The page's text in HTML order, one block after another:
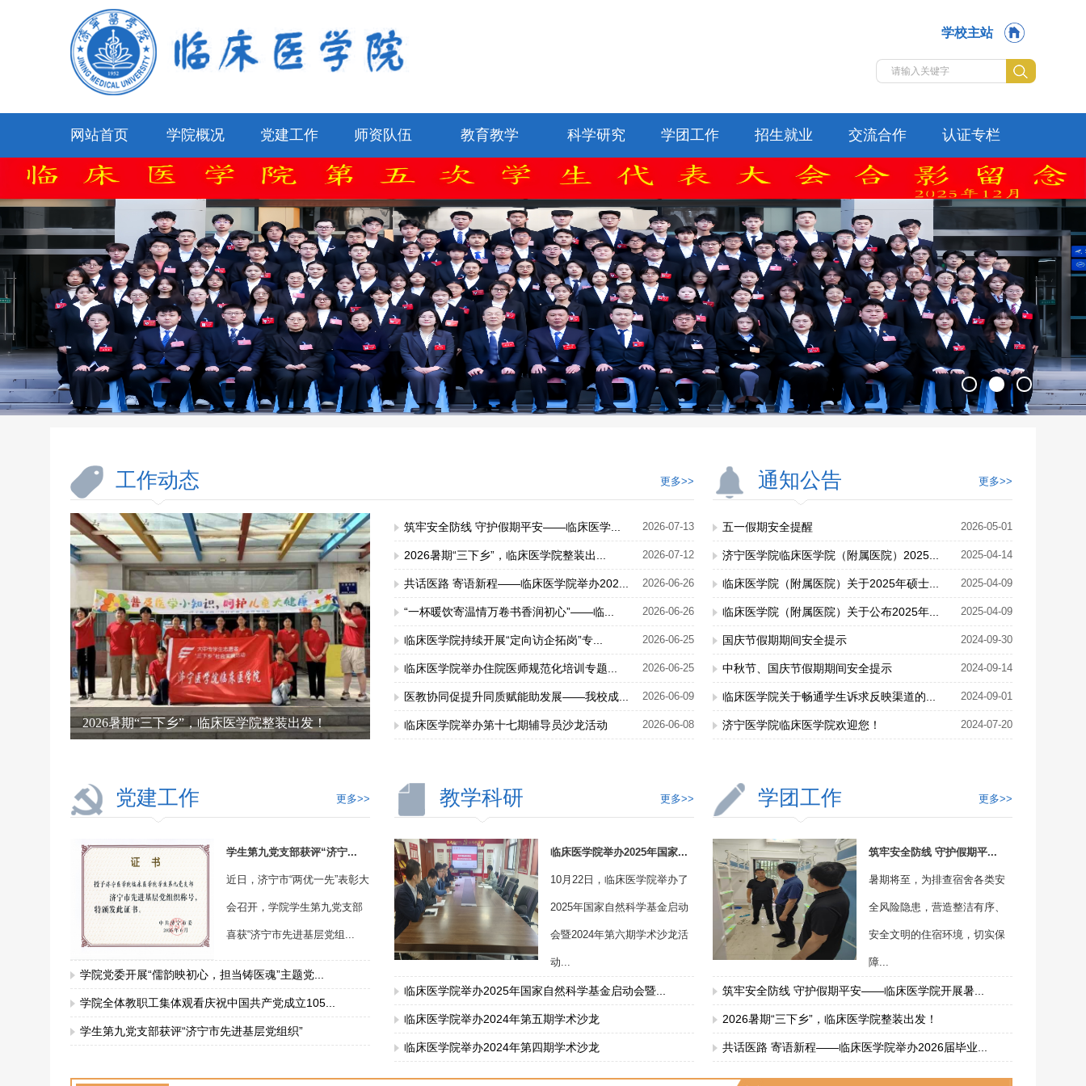
学校主站
网站首页 学院概况 党建工作 师资队伍 教育教学 科学研究 学团工作 招生就业 交流合作 认证专栏
工作动态 更多>>
2026暑期“三下乡”，临床医学院整装出发！
筑牢安全防线 守护假期平安——临床医学... 2026-07-13
2026暑期“三下乡”，临床医学院整装出... 2026-07-12
共话医路 寄语新程——临床医学院举办202... 2026-06-26
“一杯暖饮寄温情万卷书香润初心”——临... 2026-06-26
临床医学院持续开展“定向访企拓岗”专... 2026-06-25
临床医学院举办住院医师规范化培训专题... 2026-06-25
医教协同促提升同质赋能助发展——我校成... 2026-06-09
临床医学院举办第十七期辅导员沙龙活动 2026-06-08
通知公告 更多>>
五一假期安全提醒 2026-05-01
济宁医学院临床医学院（附属医院）2025... 2025-04-14
临床医学院（附属医院）关于2025年硕士... 2025-04-09
临床医学院（附属医院）关于公布2025年... 2025-04-09
国庆节假期期间安全提示 2024-09-30
中秋节、国庆节假期期间安全提示 2024-09-14
临床医学院关于畅通学生诉求反映渠道的... 2024-09-01
济宁医学院临床医学院欢迎您！ 2024-07-20
党建工作 更多>>
学生第九党支部获评“济宁...
近日，济宁市“两优一先”表彰大
会召开，学院学生第九党支部
喜获“济宁市先进基层党组...
学院党委开展“儒韵映初心，担当铸医魂”主题党...
学院全体教职工集体观看庆祝中国共产党成立105...
学生第九党支部获评“济宁市先进基层党组织”
教学科研 更多>>
临床医学院举办2025年国家...
10月22日，临床医学院举办了
2025年国家自然科学基金启动
会暨2024年第六期学术沙龙活
动...
临床医学院举办2025年国家自然科学基金启动会暨...
临床医学院举办2024年第五期学术沙龙
临床医学院举办2024年第四期学术沙龙
学团工作 更多>>
筑牢安全防线 守护假期平...
暑期将至，为排查宿舍各类安
全风险隐患，营造整洁有序、
安全文明的住宿环境，切实保
障...
筑牢安全防线 守护假期平安——临床医学院开展暑...
2026暑期“三下乡”，临床医学院整装出发！
共话医路 寄语新程——临床医学院举办2026届毕业...